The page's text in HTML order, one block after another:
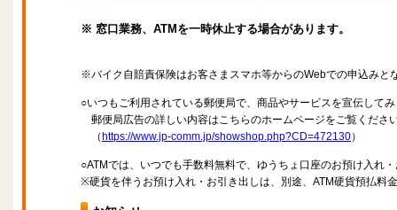
※ 窓口業務、ATMを一時休止する場合があります。
※バイク自賠責保険はお客さまスマホ等からのWebでの申込みと
○いつもご利用されている郵便局で、商品やサービスを宣伝して
郵便局広告の詳しい内容はこちらのホームページをご覧くださ
（ https://www.jp-comm.jp/showshop.php?CD=472130）
○ATMでは、いつでも手数料無料で、ゆうちょ口座のお預け入れ
※硬貨を伴うお預け入れ・お引き出しは、別途、ATM硬貨預払料